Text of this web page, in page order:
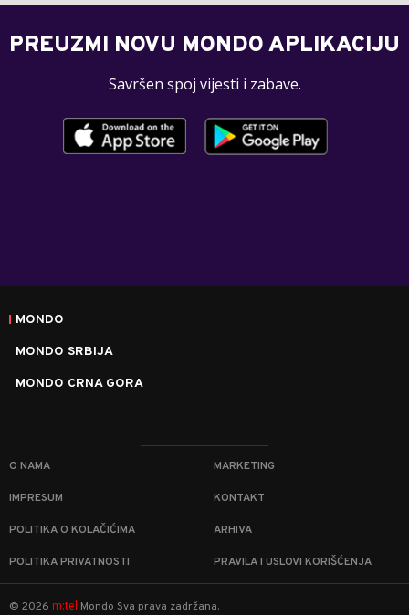
PREUZMI NOVU MONDO APLIKACIJU
Savršen spoj vijesti i zabave.
MONDO
MONDO SRBIJA
MONDO CRNA GORA
O NAMA MARKETING
IMPRESUM KONTAKT
POLITIKA O KOLAČIĆIMA ARHIVA
POLITIKA PRIVATNOSTI PRAVILA I USLOVI KORIŠĆENJA
© 2026 m:tel Mondo Sva prava zadržana.